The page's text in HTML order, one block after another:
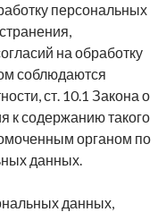
персональных
на обработку
соблюдаются
ст. 10.1 Закона о
к содержанию такого
органом по
данных.
данных,